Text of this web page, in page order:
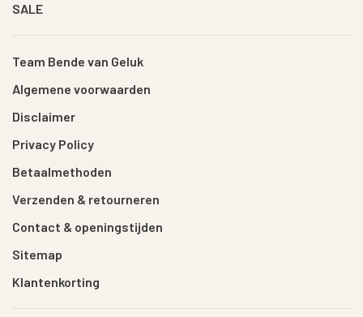
SALE
Team Bende van Geluk
Algemene voorwaarden
Disclaimer
Privacy Policy
Betaalmethoden
Verzenden & retourneren
Contact & openingstijden
Sitemap
Klantenkorting